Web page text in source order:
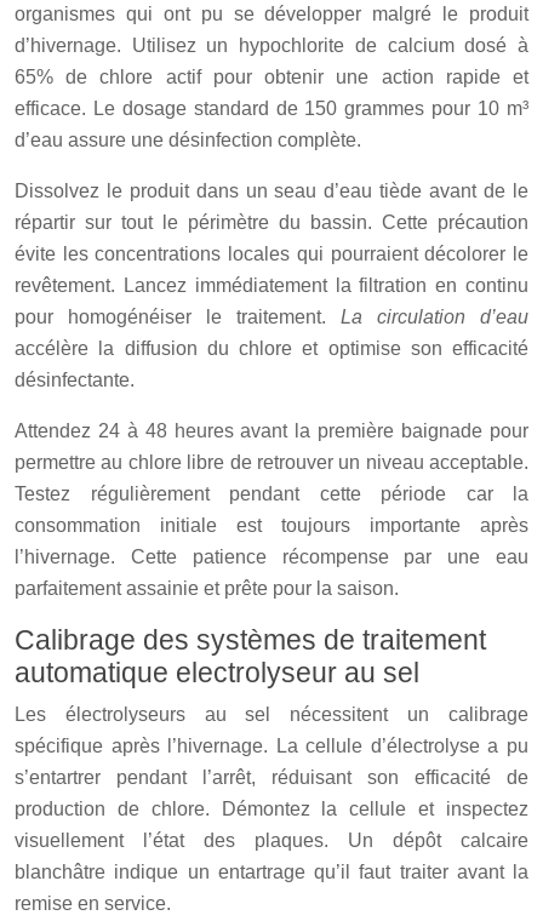
organismes qui ont pu se développer malgré le produit
d’hivernage. Utilisez un hypochlorite de calcium dosé à
65% de chlore actif pour obtenir une action rapide et
efficace. Le dosage standard de 150 grammes pour 10 m³
d’eau assure une désinfection complète.
Dissolvez le produit dans un seau d’eau tiède avant de le
répartir sur tout le périmètre du bassin. Cette précaution
évite les concentrations locales qui pourraient décolorer le
revêtement. Lancez immédiatement la filtration en continu
pour homogénéiser le traitement. La circulation d’eau
accélère la diffusion du chlore et optimise son efficacité
désinfectante.
Attendez 24 à 48 heures avant la première baignade pour
permettre au chlore libre de retrouver un niveau acceptable.
Testez régulièrement pendant cette période car la
consommation initiale est toujours importante après
l’hivernage. Cette patience récompense par une eau
parfaitement assainie et prête pour la saison.
Calibrage des systèmes de traitement
automatique electrolyseur au sel
Les électrolyseurs au sel nécessitent un calibrage
spécifique après l’hivernage. La cellule d’électrolyse a pu
s’entartrer pendant l’arrêt, réduisant son efficacité de
production de chlore. Démontez la cellule et inspectez
visuellement l’état des plaques. Un dépôt calcaire
blanchâtre indique un entartrage qu’il faut traiter avant la
remise en service.